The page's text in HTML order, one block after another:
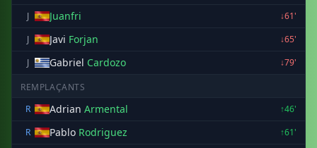
J
Juanfri
↓61'
J
Javi Forjan
↓65'
J
Gabriel Cardozo ↓79'
REMPLAÇANTS
R
Adrian Armental
↑46'
R
Pablo Rodriguez
↑61'